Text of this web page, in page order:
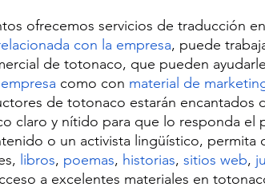
ofrecemos servicios de traducción
con la empresa, puede
de totonaco, que pueden
como con material de
de totonaco estarán encantados
claro y nítido para que lo responda el
o un activista lingüístico, permita
libros, poemas, historias, sitios web,
a excelentes materiales en